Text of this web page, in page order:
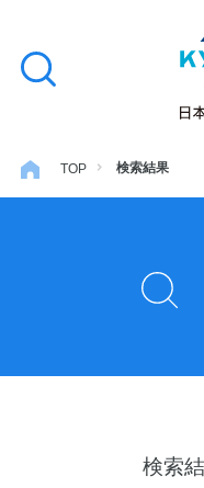
文
キ
ッ
検
る
ファイル
TOP 検索結果
検索